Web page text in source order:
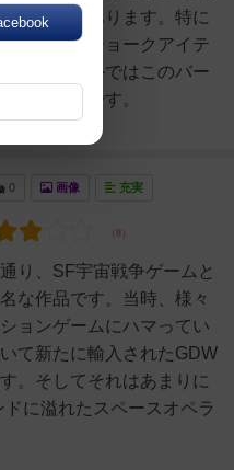
獣などがあります。特に
はなく、ジョークアイテ
です。海外ではこのバー
が多い様です。
0 画像 充実
り、SF宇宙戦争ゲームと
な作品です。当時、様々
ョンゲームにハマってい
て新たに輸入されたGDW
。そしてそれはあまりに
に溢れたスペースオペラ